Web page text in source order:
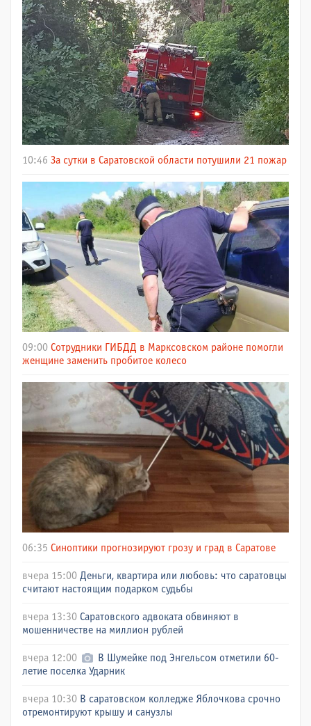
10:46 За сутки в Саратовской области потушили 21 пожар
09:00 Сотрудники ГИБДД в Марксовском районе помогли
женщине заменить пробитое колесо
06:35 Синоптики прогнозируют грозу и град в Саратове
вчера 15:00 Деньги, квартира или любовь: что саратовцы
считают настоящим подарком судьбы
вчера 13:30 Саратовского адвоката обвиняют в
мошенничестве на миллион рублей
вчера 12:00
В Шумейке под Энгельсом отметили 60-
летие поселка Ударник
вчера 10:30 В саратовском колледже Яблочкова срочно
отремонтируют крышу и санузлы